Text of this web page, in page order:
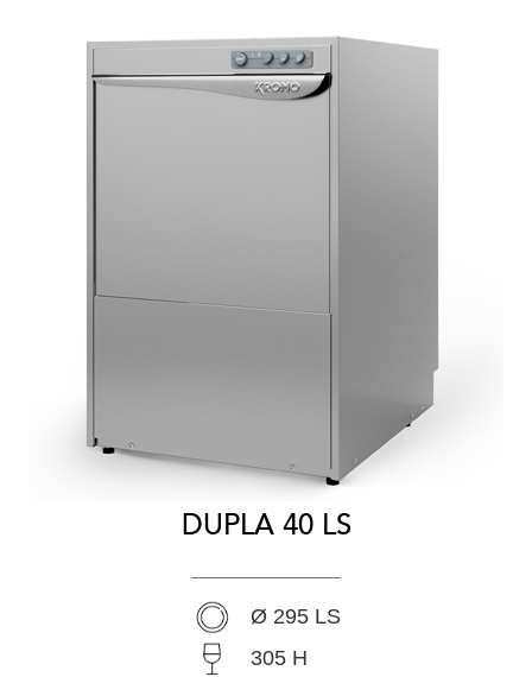
DUPLA 40 LS
Ø 295 LS
305 H